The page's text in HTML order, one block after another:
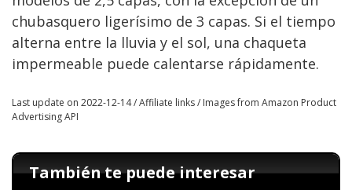
chubasquero ligerísimo de 3 capas. Si el tiempo
alterna entre la lluvia y el sol, una chaqueta
impermeable puede calentarse rápidamente.
Last update on 2022-12-14 / Affiliate links / Images from Amazon Product
Advertising API
También te puede interesar